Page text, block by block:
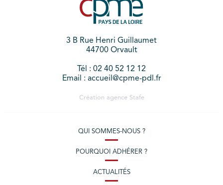
3 B Rue Henri Guillaumet
44700 Orvault
Tél : 02 40 52 12 12
Email : accueil@cpme-pdl.fr
Création agence Stafe
QUI SOMMES-NOUS ?
POURQUOI ADHÉRER ?
ACTUALITÉS